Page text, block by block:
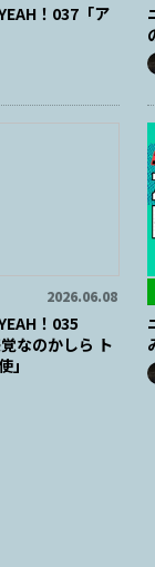
！037「ア
2026.06.08
！035
なのかしら ト
」